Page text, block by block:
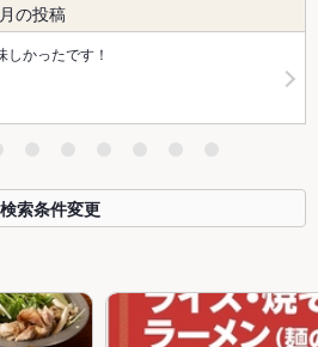
の投稿
かったです！
検索条件変更